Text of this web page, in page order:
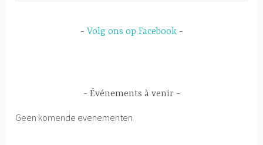
Volg ons op Facebook
Événements à venir
Geen komende evenementen